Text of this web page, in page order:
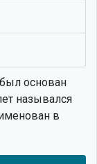
основан
назывался
в